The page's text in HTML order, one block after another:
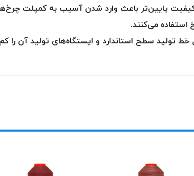
با کیفیت پایین‌تر باعث وارد شدن آسیب به کمپلت
استفاده می‌کنند.
تولید سطح استاندارد و ایستگاه‌های تولید آن را